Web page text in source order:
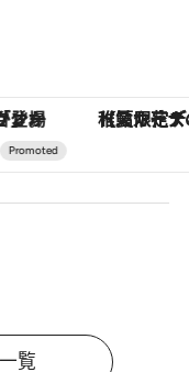
手法で満喫！
覧